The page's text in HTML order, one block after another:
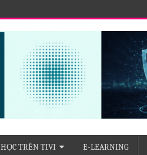
HỌC TRÊN TIVI E-LEARNING